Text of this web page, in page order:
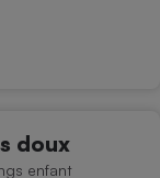
doux
enfant